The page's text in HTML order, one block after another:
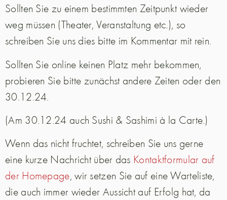
Sollten Sie zu einem bestimmten Zeitpunkt wieder
weg müssen (Theater, Veranstaltung etc.), so
schreiben Sie uns dies bitte im Kommentar mit rein.
Sollten Sie online keinen Platz mehr bekommen,
probieren Sie bitte zunächst andere Zeiten oder den
30.12.24.
(Am 30.12.24 auch Sushi & Sashimi à la Carte.)
Wenn das nicht fruchtet, schreiben Sie uns gerne
eine kurze Nachricht über das Kontaktformular auf
der Homepage, wir setzen Sie auf eine Warteliste,
die auch immer wieder Aussicht auf Erfolg hat, da